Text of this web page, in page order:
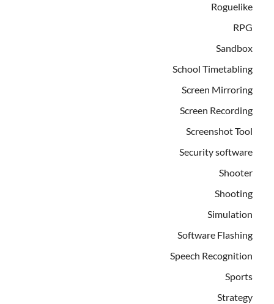
Roguelike
RPG
Sandbox
School Timetabling
Screen Mirroring
Screen Recording
Screenshot Tool
Security software
Shooter
Shooting
Simulation
Software Flashing
Speech Recognition
Sports
Strategy